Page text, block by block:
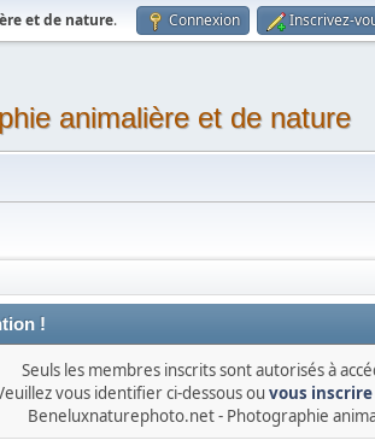
et de nature. Connexion Inscrivez-
animalière et de nature
!
Seuls les membres inscrits sont autorisés à
vous identifier ci-dessous ou vous
Beneluxnaturephoto.net - Photographie